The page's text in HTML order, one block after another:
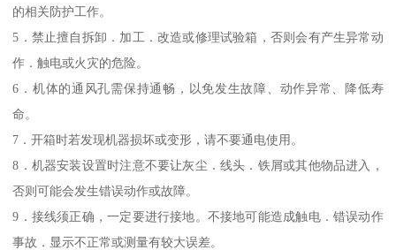
的相关防护工作。
5．禁止擅自拆卸．加工．改造或修理试验箱，否则会有产生异常动
作．触电或火灾的危险。
6．机体的通风孔需保持通畅，以免发生故障、动作异常、降低寿
命。
7．开箱时若发现机器损坏或变形，请不要通电使用。
8．机器安装设置时注意不要让灰尘．线头．铁屑或其他物品进入，
否则可能会发生错误动作或故障。
9．接线须正确，一定要进行接地。不接地可能造成触电．错误动作
事故．显示不正常或测量有较大误差。